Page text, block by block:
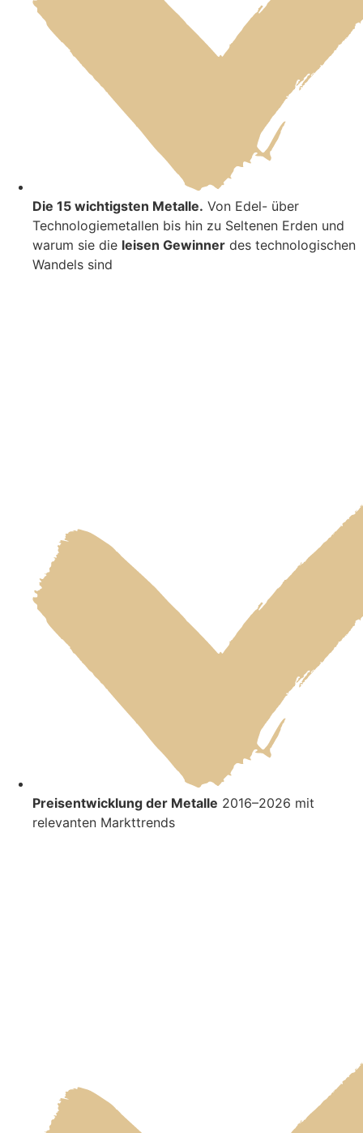
Die 15 wichtigsten Metalle. Von Edel- über
Technologiemetallen bis hin zu Seltenen Erden und
warum sie die leisen Gewinner des technologischen
Wandels sind
Preisentwicklung der Metalle 2016–2026 mit
relevanten Markttrends